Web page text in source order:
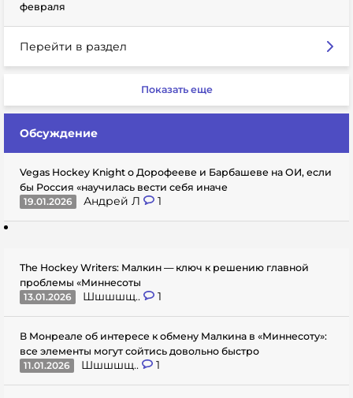
февраля
Перейти в раздел
Показать еще
Обсуждение
Vegas Hockey Knight о Дорофееве и Барбашеве на ОИ, если
бы Россия «научилась вести себя иначе
19.01.2026
Андрей Л 1
The Hockey Writers: Малкин — ключ к решению главной
проблемы «Миннесоты
13.01.2026
Шшшшщ.. 1
В Монреале об интересе к обмену Малкина в «Миннесоту»:
все элементы могут сойтись довольно быстро
11.01.2026
Шшшшщ.. 1